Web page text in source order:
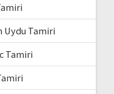
Uydu Tamiri
Tamiri